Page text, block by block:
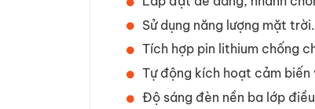
Sử dụng năng lượng mặt trời.
Tích hợp pin lithium chống
Tự động kích hoạt cảm biến
Độ sáng đèn nền ba lớp